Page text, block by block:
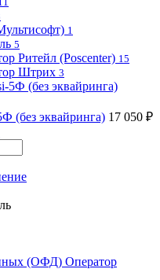
1
5
Ритейл (Poscenter) 15
Штрих 3
(без эквайринга) 17 050 ₽
Оператор